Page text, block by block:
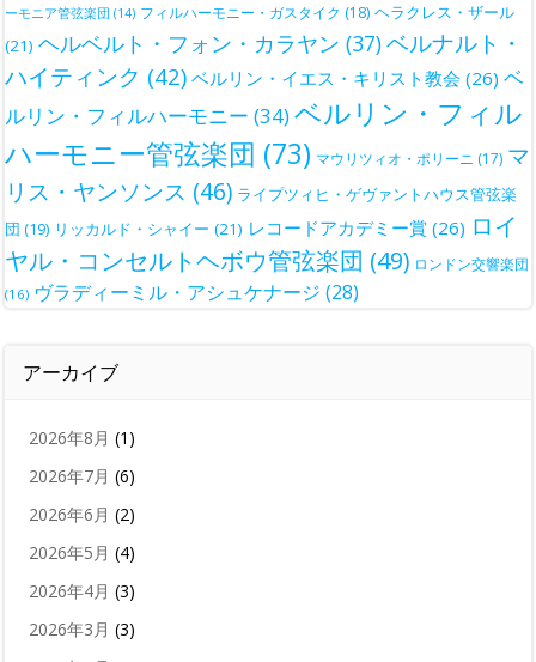
ーモニア管弦楽団 (14) フィルハーモニー・ガスタイク (18) ヘラクレス・ザール
(21) ヘルベルト・フォン・カラヤン (37)ベルナルト・
ハイティンク (42) ベルリン・イエス・キリスト教会 (26) ベ
ルリン・フィルハーモニー (34)ベルリン・フィル
ハーモニー管弦楽団 (73) マウリツィオ・ポリーニ (17) マ
リス・ヤンソンス (46) ライプツィヒ・ゲヴァントハウス管弦楽
団 (19) リッカルド・シャイー (21) レコードアカデミー賞 (26) ロイ
ヤル・コンセルトヘボウ管弦楽団 (49) ロンドン交響楽団
(16) ヴラディーミル・アシュケナージ (28)
アーカイブ
2026年8月 (1)
2026年7月 (6)
2026年6月 (2)
2026年5月 (4)
2026年4月 (3)
2026年3月 (3)